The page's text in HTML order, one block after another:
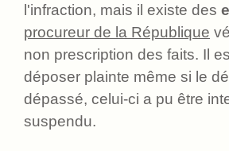
l'infraction, mais il existe des
procureur de la République
non prescription des faits. Il
déposer plainte même si le
dépassé, celui-ci a pu être
suspendu.